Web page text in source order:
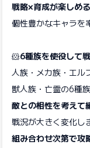
戦略×育成が楽しめ
個性豊かなキャラを
🐹6種族を使役して
人族・メカ族・エル
獣人族・亡霊の6種族
敵との相性を考えて
戦況が大きく変化し
組み合わせ次第で攻